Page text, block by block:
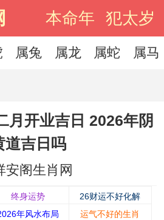
本命年 犯太岁
属兔 属龙 属蛇 属马
月开业吉日 2026年阴
道吉日吗
安阁生肖网
终身运势
26财运不好化解
年风水布局 运气不好的生肖